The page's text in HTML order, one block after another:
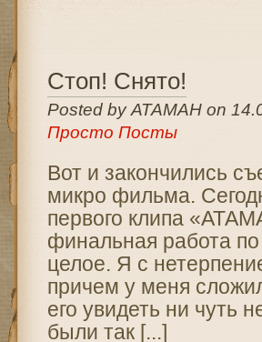
Стоп! Снято!
Posted by АТАМАН on
Просто Посты
Вот и закончились
микро фильма.
первого клипа
финальная работа
целое. Я с
причем у меня
его увидеть ни чуть
были так [...]